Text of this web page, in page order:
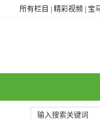
所有栏目 精彩视频 宝